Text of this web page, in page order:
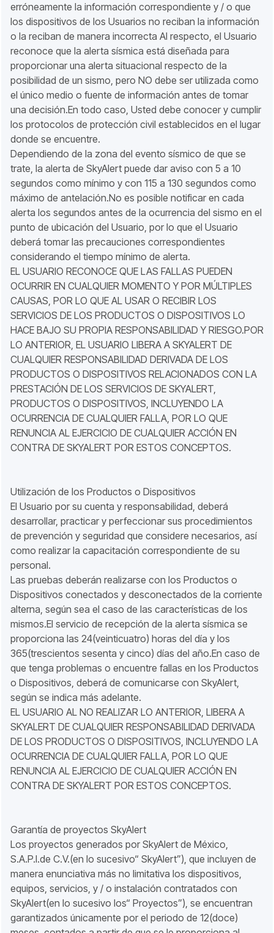
erróneamente la información correspondiente y / o que
los dispositivos de los Usuarios no reciban la información
o la reciban de manera incorrecta Al respecto, el Usuario
reconoce que la alerta sísmica está diseñada para
proporcionar una alerta situacional respecto de la
posibilidad de un sismo, pero NO debe ser utilizada como
el único medio o fuente de información antes de tomar
una decisión.En todo caso, Usted debe conocer y cumplir
los protocolos de protección civil establecidos en el lugar
donde se encuentre.
Dependiendo de la zona del evento sísmico de que se
trate, la alerta de SkyAlert puede dar aviso con 5 a 10
segundos como mínimo y con 115 a 130 segundos como
máximo de antelación.No es posible notificar en cada
alerta los segundos antes de la ocurrencia del sismo en el
punto de ubicación del Usuario, por lo que el Usuario
deberá tomar las precauciones correspondientes
considerando el tiempo mínimo de alerta.
EL USUARIO RECONOCE QUE LAS FALLAS PUEDEN
OCURRIR EN CUALQUIER MOMENTO Y POR MÚLTIPLES
CAUSAS, POR LO QUE AL USAR O RECIBIR LOS
SERVICIOS DE LOS PRODUCTOS O DISPOSITIVOS LO
HACE BAJO SU PROPIA RESPONSABILIDAD Y RIESGO.POR
LO ANTERIOR, EL USUARIO LIBERA A SKYALERT DE
CUALQUIER RESPONSABILIDAD DERIVADA DE LOS
PRODUCTOS O DISPOSITIVOS RELACIONADOS CON LA
PRESTACIÓN DE LOS SERVICIOS DE SKYALERT,
PRODUCTOS O DISPOSITIVOS, INCLUYENDO LA
OCURRENCIA DE CUALQUIER FALLA, POR LO QUE
RENUNCIA AL EJERCICIO DE CUALQUIER ACCIÓN EN
CONTRA DE SKYALERT POR ESTOS CONCEPTOS.
Utilización de los Productos o Dispositivos
El Usuario por su cuenta y responsabilidad, deberá
desarrollar, practicar y perfeccionar sus procedimientos
de prevención y seguridad que considere necesarios, así
como realizar la capacitación correspondiente de su
personal.
Las pruebas deberán realizarse con los Productos o
Dispositivos conectados y desconectados de la corriente
alterna, según sea el caso de las características de los
mismos.El servicio de recepción de la alerta sísmica se
proporciona las 24(veinticuatro) horas del día y los
365(trescientos sesenta y cinco) días del año.En caso de
que tenga problemas o encuentre fallas en los Productos
o Dispositivos, deberá de comunicarse con SkyAlert,
según se indica más adelante.
EL USUARIO AL NO REALIZAR LO ANTERIOR, LIBERA A
SKYALERT DE CUALQUIER RESPONSABILIDAD DERIVADA
DE LOS PRODUCTOS O DISPOSITIVOS, INCLUYENDO LA
OCURRENCIA DE CUALQUIER FALLA, POR LO QUE
RENUNCIA AL EJERCICIO DE CUALQUIER ACCIÓN EN
CONTRA DE SKYALERT POR ESTOS CONCEPTOS.
Garantía de proyectos SkyAlert
Los proyectos generados por SkyAlert de México,
S.A.P.I.de C.V.(en lo sucesivo“ SkyAlert”), que incluyen de
manera enunciativa más no limitativa los dispositivos,
equipos, servicios, y / o instalación contratados con
SkyAlert(en lo sucesivo los“ Proyectos”), se encuentran
garantizados únicamente por el periodo de 12(doce)